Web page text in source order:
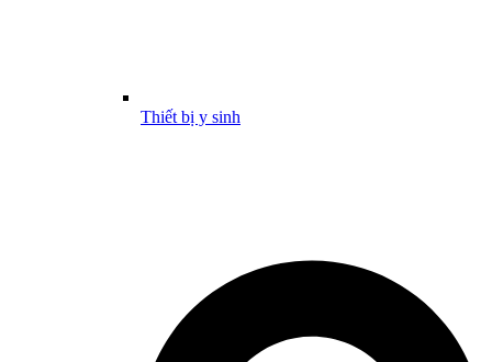
Thiết bị y sinh